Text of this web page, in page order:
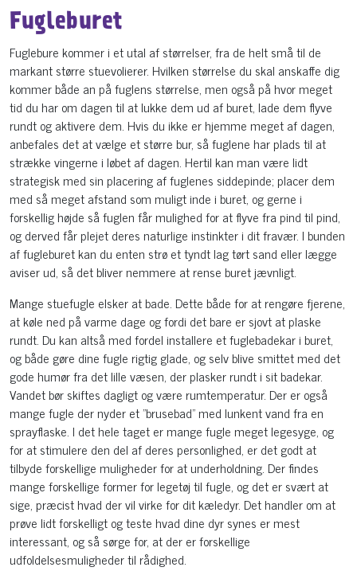
Fugleburet
Fuglebure kommer i et utal af størrelser, fra de helt små til de
markant større stuevolierer. Hvilken størrelse du skal anskaffe dig
kommer både an på fuglens størrelse, men også på hvor meget
tid du har om dagen til at lukke dem ud af buret, lade dem flyve
rundt og aktivere dem. Hvis du ikke er hjemme meget af dagen,
anbefales det at vælge et større bur, så fuglene har plads til at
strække vingerne i løbet af dagen. Hertil kan man være lidt
strategisk med sin placering af fuglenes siddepinde; placer dem
med så meget afstand som muligt inde i buret, og gerne i
forskellig højde så fuglen får mulighed for at flyve fra pind til pind,
og derved får plejet deres naturlige instinkter i dit fravær. I bunden
af fugleburet kan du enten strø et tyndt lag tørt sand eller lægge
aviser ud, så det bliver nemmere at rense buret jævnligt.
Mange stuefugle elsker at bade. Dette både for at rengøre fjerene,
at køle ned på varme dage og fordi det bare er sjovt at plaske
rundt. Du kan altså med fordel installere et fuglebadekar i buret,
og både gøre dine fugle rigtig glade, og selv blive smittet med det
gode humør fra det lille væsen, der plasker rundt i sit badekar.
Vandet bør skiftes dagligt og være rumtemperatur. Der er også
mange fugle der nyder et ”brusebad” med lunkent vand fra en
sprayflaske. I det hele taget er mange fugle meget legesyge, og
for at stimulere den del af deres personlighed, er det godt at
tilbyde forskellige muligheder for at underholdning. Der findes
mange forskellige former for legetøj til fugle, og det er svært at
sige, præcist hvad der vil virke for dit kæledyr. Det handler om at
prøve lidt forskelligt og teste hvad dine dyr synes er mest
interessant, og så sørge for, at der er forskellige
udfoldelsesmuligheder til rådighed.